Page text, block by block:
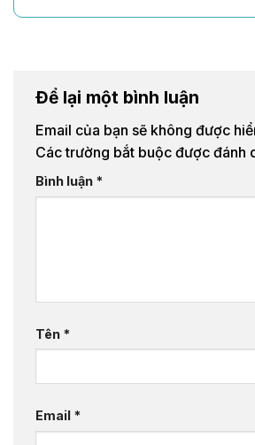
Để lại một bình luận
Email của bạn sẽ không được
Các trường bắt buộc được đánh
Bình luận *
Tên *
Email *